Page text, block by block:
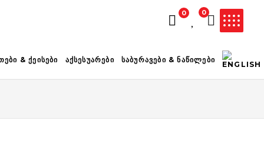
0 0
& ᲥᲔᲘᲡᲔᲑᲘ ᲐᲥᲡᲔᲡᲣᲐᲠᲔᲑᲘ ᲡᲐᲑᲣᲠᲐᲕᲔᲑᲘ & ᲜᲐᲬᲘᲚᲔᲑᲘ